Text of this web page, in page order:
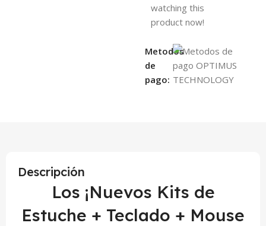
watching this
product now!
Metodos
de
pago:
Descripción
Los ¡Nuevos Kits de
Estuche + Teclado + Mouse